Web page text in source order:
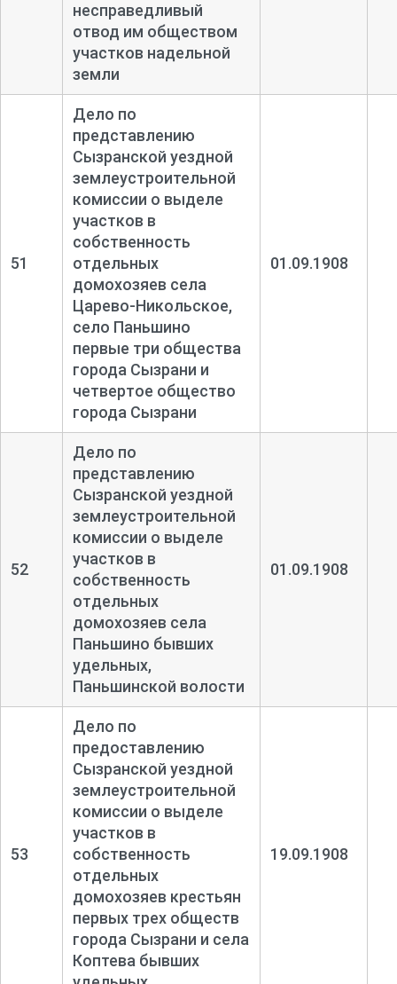
несправедливый
отвод им обществом
участков надельной
земли
51
Дело по
представлению
Сызранской уездной
землеустроительной
комиссии о выделе
участков в
собственность
отдельных
домохозяев села
Царево-Никольское,
село Паньшино
первые три общества
города Сызрани и
четвертое общество
города Сызрани
01.09.1908
52
Дело по
представлению
Сызранской уездной
землеустроительной
комиссии о выделе
участков в
собственность
отдельных
домохозяев села
Паньшино бывших
удельных,
Паньшинской волости
01.09.1908
53
Дело по
предоставлению
Сызранской уездной
землеустроительной
комиссии о выделе
участков в
собственность
отдельных
домохозяев крестьян
первых трех обществ
города Сызрани и села
Коптева бывших
19.09.1908